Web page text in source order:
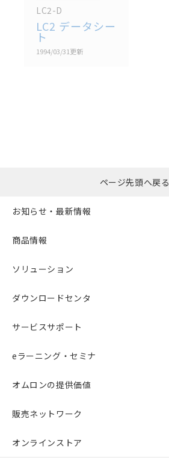
LC2-D
LC2 データシー
ト
1994/03/31更新
括ダウンロード
ページ先頭へ戻る
お知らせ・最新情報
商品情報
ソリューション
ダウンロードセンタ
サービスサポート
eラーニング・セミナ
オムロンの提供価値
販売ネットワーク
オンラインストア